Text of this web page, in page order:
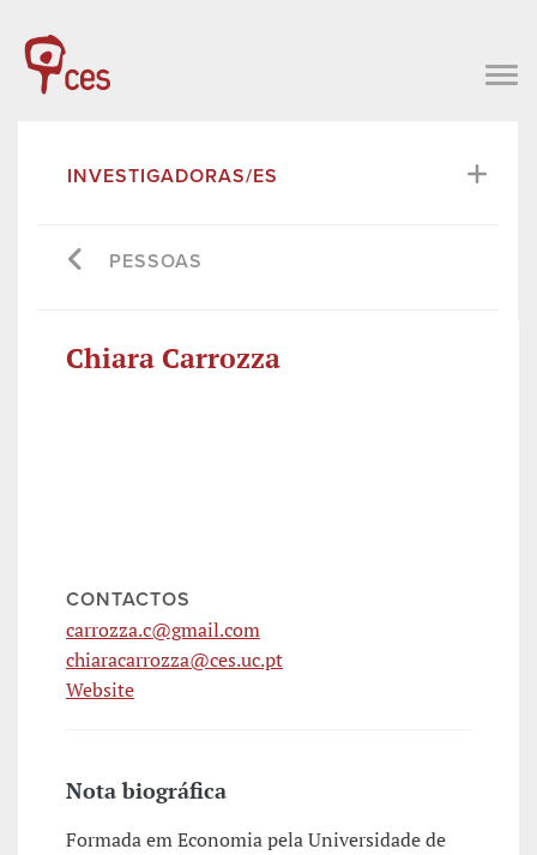
INVESTIGADORAS/ES
PESSOAS
Chiara Carrozza
CONTACTOS
carrozza.c@gmail.com
chiaracarrozza@ces.uc.pt
Website
Nota biográfica
Formada em Economia pela Universidade de